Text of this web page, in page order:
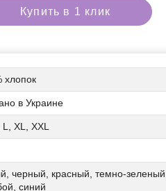
Купить в 1 клик
хлопок
в Украине
XL, XXL
черный, красный, темно-
синий